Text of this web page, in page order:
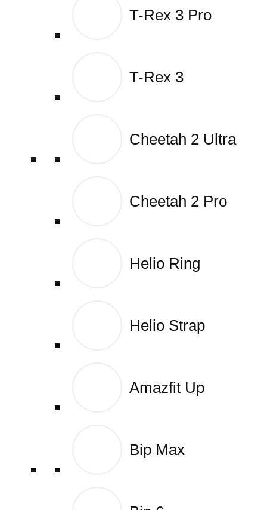
T-Rex 3 Pro
T-Rex 3
Cheetah 2 Ultra
Cheetah 2 Pro
Helio Ring
Helio Strap
Amazfit Up
Bip Max
T-Rex 3 Pro
T-Rex 3
Cheetah 2 Ultra
Cheetah 2 Pro
Helio Ring
Helio Strap
Amazfit Up
Bip Max